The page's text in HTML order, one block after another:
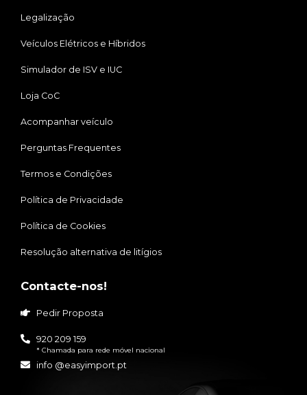
Legalização
Veículos Elétricos e Híbridos
Simulador de ISV e IUC
Loja CoC
Acompanhar veículo
Perguntas Frequentes
Termos e Condições
Política de Privacidade
Política de Cookies
Resolução alternativa de litígios
Contacte-nos!
Pedir Proposta
920 209 159
* Chamada para rede móvel nacional
info @easyimport.pt